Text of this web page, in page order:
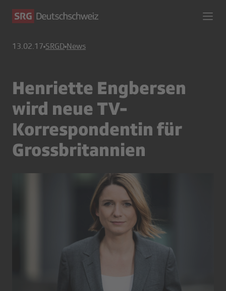
13.02.17 SRGD News
Henriette Engbersen
wird neue TV-
Korrespondentin für
Grossbritannien